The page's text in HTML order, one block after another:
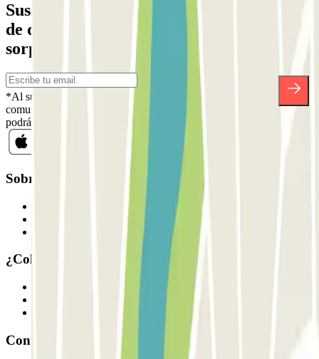
Suscríbete a nuestra newsletter y entérate
de descuentos, sorteos y otras muchas
sorpresas.
*Al suscribirte aceptas nuestra Política de Privacidad para recibir
comunicaciones comerciales de Parclick. Sin ningún compromiso,
podrás darte de baja cuando quieras en la misma newsletter.
Sobre Parclick
¿Colaboramos?
Proveedor de parking
Contacto